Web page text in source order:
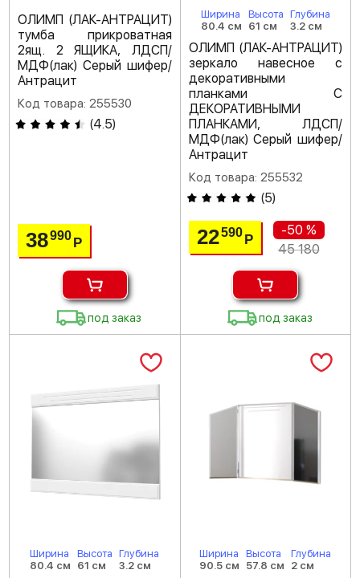
ОЛИМП (ЛАК-АНТРАЦИТ)
тумба прикроватная
2ящ. 2 ЯЩИКА, ЛДСП/
МДФ(лак) Серый шифер/
Антрацит
Код товара: 255530
(4.5)
38990Р
под заказ
Ширина
80.4 см
Высота
61 см
Глубина
3.2 см
ОЛИМП (ЛАК-АНТРАЦИТ)
зеркало навесное с
декоративными
планками С
ДЕКОРАТИВНЫМИ
ПЛАНКАМИ, ЛДСП/
МДФ(лак) Серый шифер/
Антрацит
Код товара: 255532
(5)
22590 Р
-50 %
45 180
под заказ
Ширина
80.4 см
Высота
61 см
Глубина
3.2 см
Ширина
90.5 см
Высота
57.8 см
Глубина
2 см